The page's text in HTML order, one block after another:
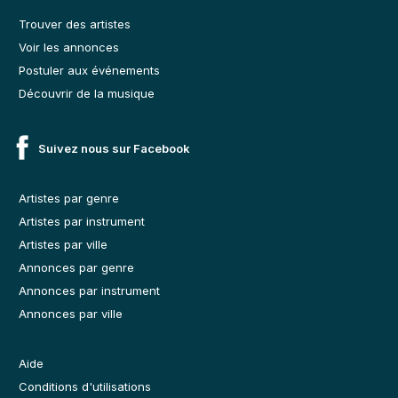
Trouver des artistes
Voir les annonces
Postuler aux événements
Découvrir de la musique
Suivez nous sur Facebook
Artistes par genre
Artistes par instrument
Artistes par ville
Annonces par genre
Annonces par instrument
Annonces par ville
Aide
Conditions d'utilisations